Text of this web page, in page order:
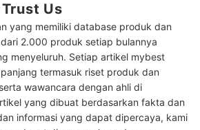
produk perlengkapan foto lainnya di sini
Us
yang memiliki database produk dan
2.000 produk setiap bulannya
menyeluruh. Setiap artikel mybest
termasuk riset produk dan
wawancara dengan ahli di
yang dibuat berdasarkan fakta dan
informasi yang dapat dipercaya, kami